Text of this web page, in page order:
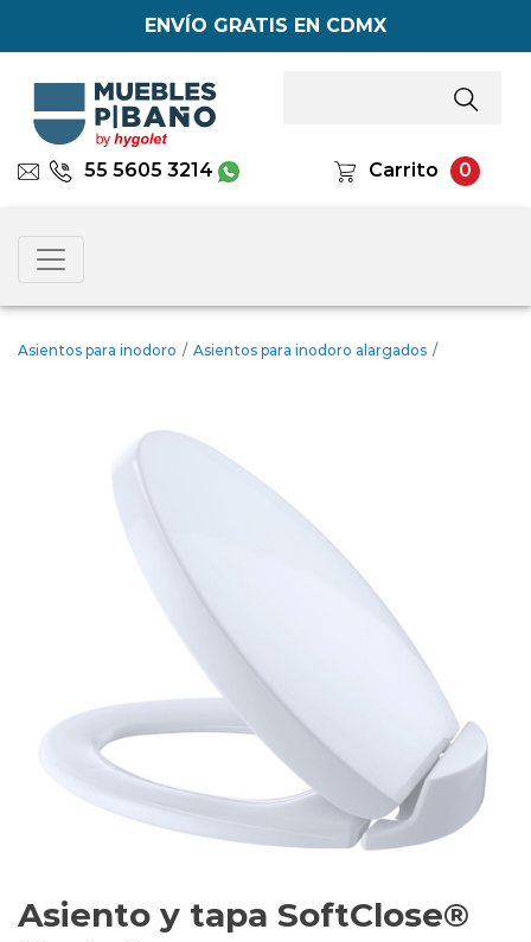
ENVÍO GRATIS EN CDMX
55 5605 3214 Carrito 0
Asientos para inodoro / Asientos para inodoro alargados /
Asiento y tapa SoftClose®